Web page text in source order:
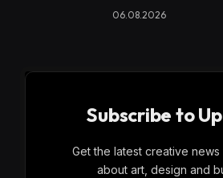
06.08.2026
Subscribe to
Get the latest creative news
about art, design and